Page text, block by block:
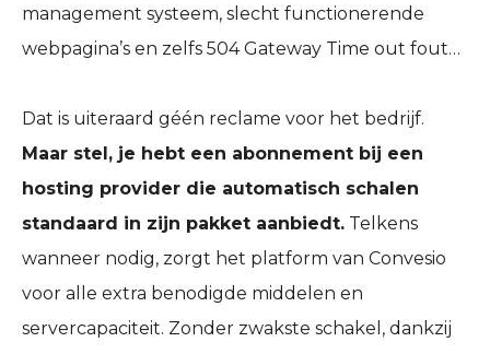
management systeem, slecht functionerende
webpagina’s en zelfs 504 Gateway Time out fout…
Dat is uiteraard géén reclame voor het bedrijf.
Maar stel, je hebt een abonnement bij een
hosting provider die automatisch schalen
standaard in zijn pakket aanbiedt. Telkens
wanneer nodig, zorgt het platform van Convesio
voor alle extra benodigde middelen en
servercapaciteit. Zonder zwakste schakel, dankzij